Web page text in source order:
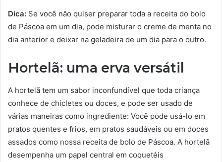
Dica: Se você não quiser preparar toda a receita do bolo
de Páscoa em um dia, pode misturar o creme de menta no
dia anterior e deixar na geladeira de um dia para o outro.
Hortelã: uma erva versátil
A hortelã tem um sabor inconfundível que toda criança
conhece de chicletes ou doces, e pode ser usado de
várias maneiras como ingrediente: Você pode usá-lo em
pratos quentes e frios, em pratos saudáveis ​​ou em doces
assados ​​como nossa receita de bolo de Páscoa. A hortelã
desempenha um papel central em coquetéis